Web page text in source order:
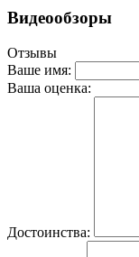
Видеообзоры
Отзывы
Ваше имя:
Ваша оценка:
Достоинства: